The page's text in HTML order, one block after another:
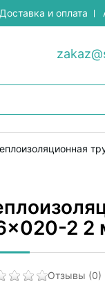
Доставка и оплата
2 2
Отзывы (0)